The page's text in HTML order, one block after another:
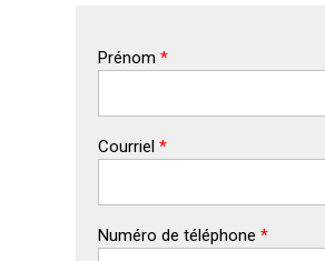
Prénom *
Courriel *
Numéro de téléphone *